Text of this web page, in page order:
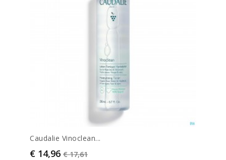
Caudalie Vinoclean...
Prijs
€ 14,96 Normale prijs
€ 17,61